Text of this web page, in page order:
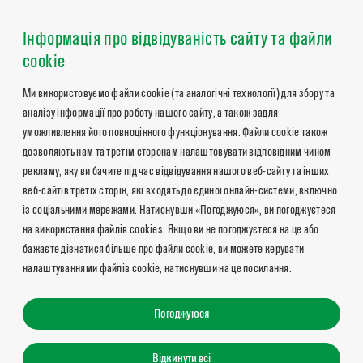
Інформація про відвідуваність сайту та файли
cookie
Ми використовуємо файли cookie (та аналогічні технології) для збору та
аналізу інформації про роботу нашого сайту, а також задля
уможливлення його повноцінного функціонування. Файли cookie також
дозволяють нам та третім сторонам налаштовувати відповідним чином
рекламу, яку ви бачите під час відвідування нашого веб-сайту та інших
веб-сайтів третіх сторін, які входять до єдиної онлайн-системи, включно
із соціальними мережами. Натиснувши «Погоджуюся», ви погоджуєтеся
на використання файлів cookies. Якщо ви не погоджуєтеся на це або
бажаєте дізнатися більше про файли cookie, ви можете керувати
налаштуваннями файлів cookie, натиснувши на це посилання.
Погоджуюся
Відкинути всі